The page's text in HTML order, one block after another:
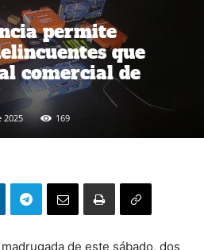
permite
que
comercial de
2025 169
de este sábado, dos